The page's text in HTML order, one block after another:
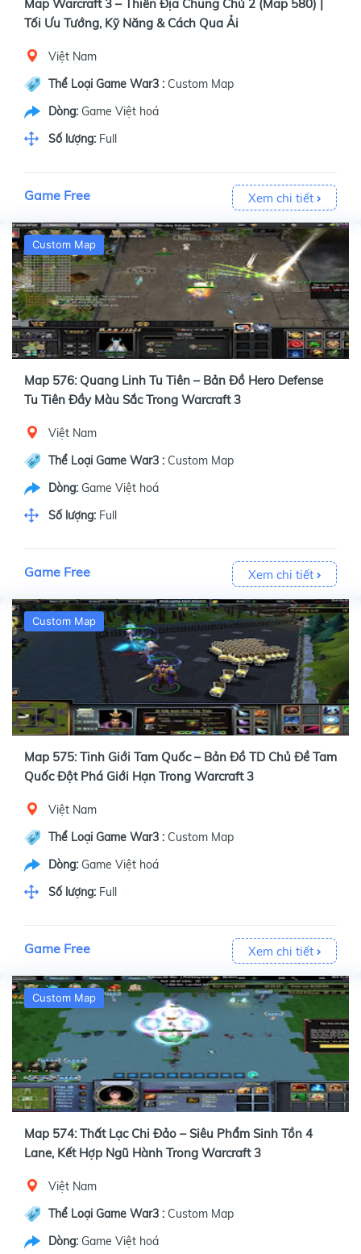
Map Warcraft 3 – Thiên Địa Chung Chủ 2 (Map 580) |
Tối Ưu Tướng, Kỹ Năng & Cách Qua Ải
Việt Nam
Thể Loại Game War3 : Custom Map
Dòng: Game Việt hoá
Số lượng: Full
Game Free Xem chi tiết
Custom Map
Map 576: Quang Linh Tu Tiên – Bản Đồ Hero Defense
Tu Tiên Đầy Màu Sắc Trong Warcraft 3
Việt Nam
Thể Loại Game War3 : Custom Map
Dòng: Game Việt hoá
Số lượng: Full
Game Free Xem chi tiết
Custom Map
Map 575: Tinh Giới Tam Quốc – Bản Đồ TD Chủ Đề Tam
Quốc Đột Phá Giới Hạn Trong Warcraft 3
Việt Nam
Thể Loại Game War3 : Custom Map
Dòng: Game Việt hoá
Số lượng: Full
Game Free Xem chi tiết
Custom Map
Map 574: Thất Lạc Chi Đảo – Siêu Phẩm Sinh Tồn 4
Lane, Kết Hợp Ngũ Hành Trong Warcraft 3
Việt Nam
Thể Loại Game War3 : Custom Map
Dòng: Game Việt hoá